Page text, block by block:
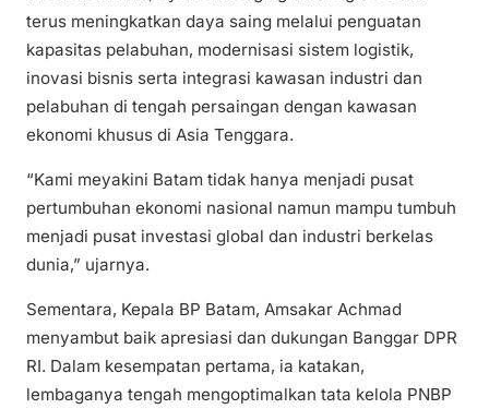
terus meningkatkan daya saing melalui penguatan
kapasitas pelabuhan, modernisasi sistem logistik,
inovasi bisnis serta integrasi kawasan industri dan
pelabuhan di tengah persaingan dengan kawasan
ekonomi khusus di Asia Tenggara.
“Kami meyakini Batam tidak hanya menjadi pusat
pertumbuhan ekonomi nasional namun mampu tumbuh
menjadi pusat investasi global dan industri berkelas
dunia,” ujarnya.
Sementara, Kepala BP Batam, Amsakar Achmad
menyambut baik apresiasi dan dukungan Banggar DPR
RI. Dalam kesempatan pertama, ia katakan,
lembaganya tengah mengoptimalkan tata kelola PNBP